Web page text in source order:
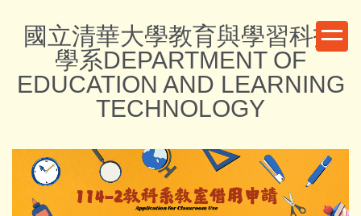
內
國立清華大學教育與學習科技
學系DEPARTMENT OF
EDUCATION AND LEARNING
TECHNOLOGY